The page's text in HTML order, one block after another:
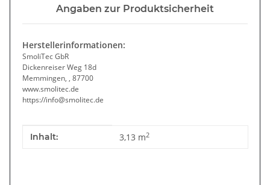
Angaben zur Produktsicherheit
Herstellerinformationen:
SmoliTec GbR
Dickenreiser Weg 18d
Memmingen, , 87700
www.smolitec.de
https://info@smolitec.de
Produkteigenschaft
Wert
Inhalt: 3,13 m2